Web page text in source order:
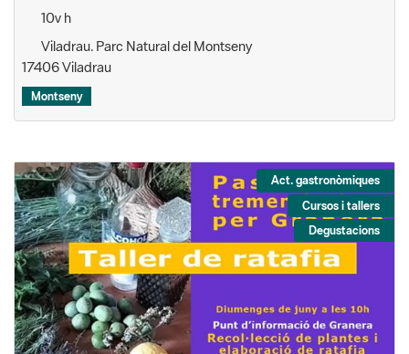
10v h
Viladrau. Parc Natural del Montseny
17406 Viladrau
Montseny
Act. gastronòmiques
Cursos i tallers
Degustacions